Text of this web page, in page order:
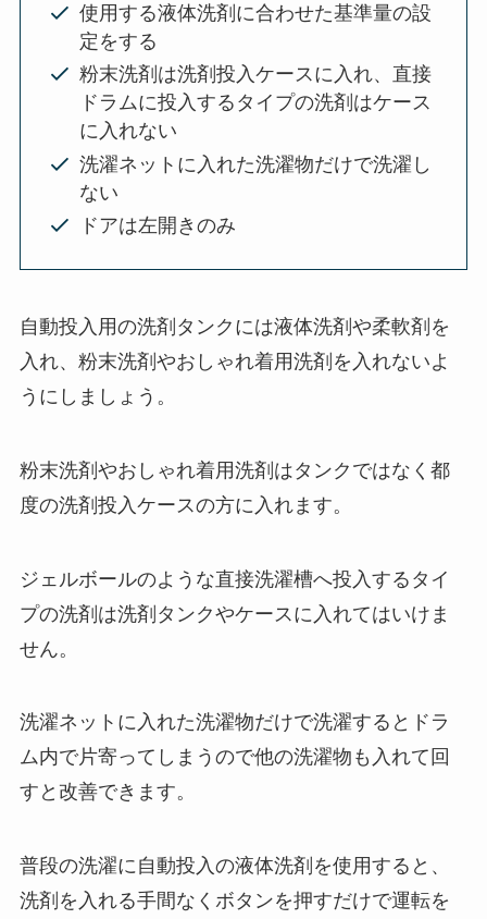
使用する液体洗剤に合わせた基準量の設
定をする
粉末洗剤は洗剤投入ケースに入れ、直接
ドラムに投入するタイプの洗剤はケース
に入れない
洗濯ネットに入れた洗濯物だけで洗濯し
ない
ドアは左開きのみ
自動投入用の洗剤タンクには液体洗剤や柔軟剤を
入れ、粉末洗剤やおしゃれ着用洗剤を入れないよ
うにしましょう。
粉末洗剤やおしゃれ着用洗剤はタンクではなく都
度の洗剤投入ケースの方に入れます。
ジェルボールのような直接洗濯槽へ投入するタイ
プの洗剤は洗剤タンクやケースに入れてはいけま
せん。
洗濯ネットに入れた洗濯物だけで洗濯するとドラ
ム内で片寄ってしまうので他の洗濯物も入れて回
すと改善できます。
普段の洗濯に自動投入の液体洗剤を使用すると、
洗剤を入れる手間なくボタンを押すだけで運転を